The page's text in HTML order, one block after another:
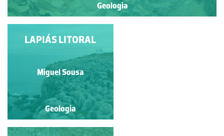
Geologia
MIOPLOSUS
Miguel Sousa
Geologia
LAPIÁS LITORAL
Miguel Sousa
Geologia